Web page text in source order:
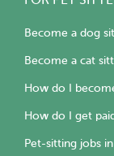
Become a dog
Become a cat
How do I
How do I get
Pet-sitting jobs